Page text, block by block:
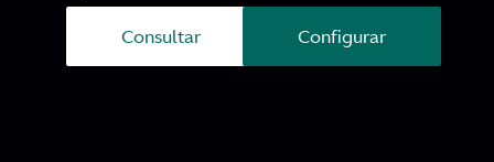
Consultar Configurar